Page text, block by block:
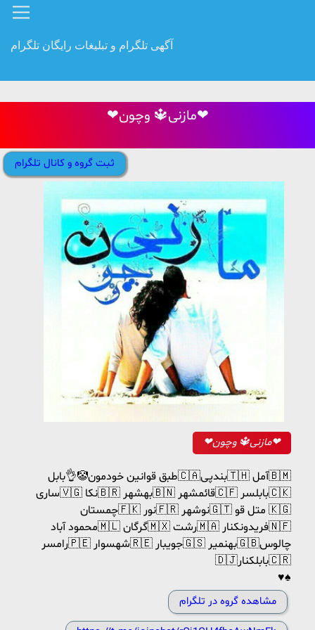
آگهی تلگرام و تبلیغات رایگان تلگرام
❤مازنی🔱 وچون❤
ثبت گروه و کانال تلگرام
❤مازنی🔱 وچون❤
طبق قوانین خودمون🤡👌بابل🇨🇦بندپی🇹🇭 آمل🇧🇲
ساری🇻🇬 نکا🇧🇷 بهشهر🇧🇳 قائمشهر🇨🇫 بابلسر🇨🇰
چمستان🇫🇰 نور🇫🇷 نوشهر🇬🇹 متل قو 🇰🇬
محمود آباد🇲🇱 گرگان🇲🇽 رشت🇲🇦 فریدونکنار🇳🇫
رامسر🇵🇪 شهسوار🇷🇪 جویبار🇬🇸 بهنمیر🇬🇧چالوس
🇩🇯بابلکنار🇨🇷
♥️♠️
مشاهده گروه در تلگرام